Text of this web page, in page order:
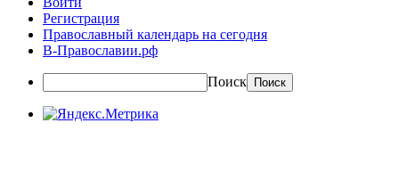
Регистрация
Православный календарь на сегодня
В-Православии.рф
Поиск